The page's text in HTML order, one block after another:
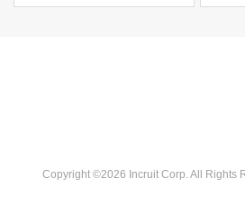
Copyright ©2026 Incruit Corp. All Rights